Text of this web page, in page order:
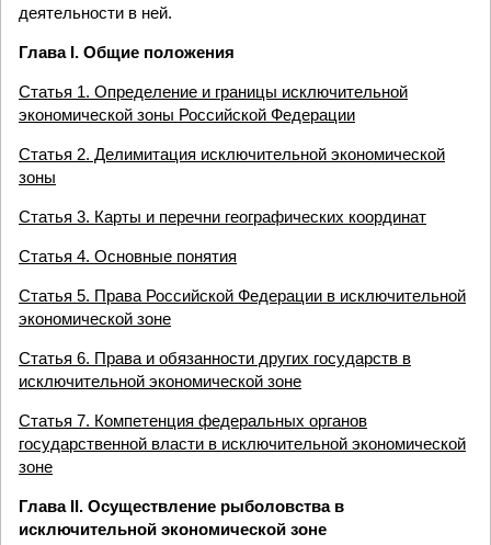
деятельности в ней.
Глава I. Общие положения
Статья 1. Определение и границы исключительной
экономической зоны Российской Федерации
Статья 2. Делимитация исключительной экономической
зоны
Статья 3. Карты и перечни географических координат
Статья 4. Основные понятия
Статья 5. Права Российской Федерации в исключительной
экономической зоне
Статья 6. Права и обязанности других государств в
исключительной экономической зоне
Статья 7. Компетенция федеральных органов
государственной власти в исключительной экономической
зоне
Глава II. Осуществление рыболовства в
исключительной экономической зоне